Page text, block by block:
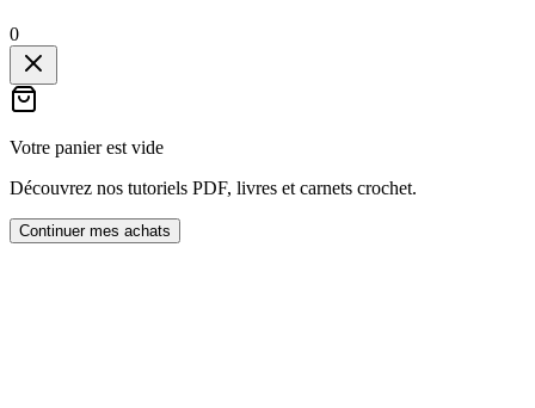
0
Votre panier est vide
Découvrez nos tutoriels PDF, livres et carnets crochet.
Continuer mes achats